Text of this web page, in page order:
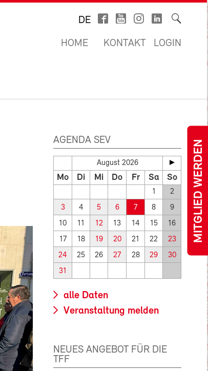
MITGLIED WERDEN
DE
HOME KONTAKT LOGIN
AGENDA SEV
August 2026
Mo Di Mi Do Fr Sa So
1 2
3 4 5 6 7 8 9
10 11 12 13 14 15 16
17 18 19 20 21 22 23
24 25 26 27 28 29 30
31
alle Daten
Veranstaltung melden
NEUES ANGEBOT FÜR DIE
TFF